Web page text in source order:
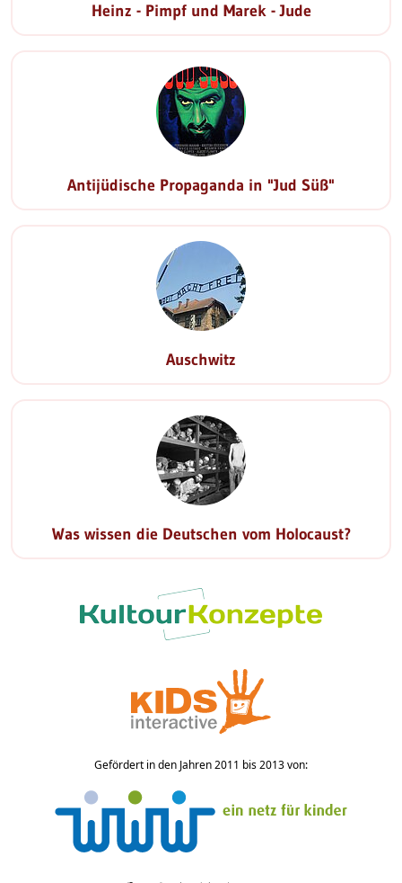
Heinz - Pimpf und Marek - Jude
Antijüdische Propaganda in "Jud Süß"
Auschwitz
Was wissen die Deutschen vom Holocaust?
Gefördert in den Jahren 2011 bis 2013 von: